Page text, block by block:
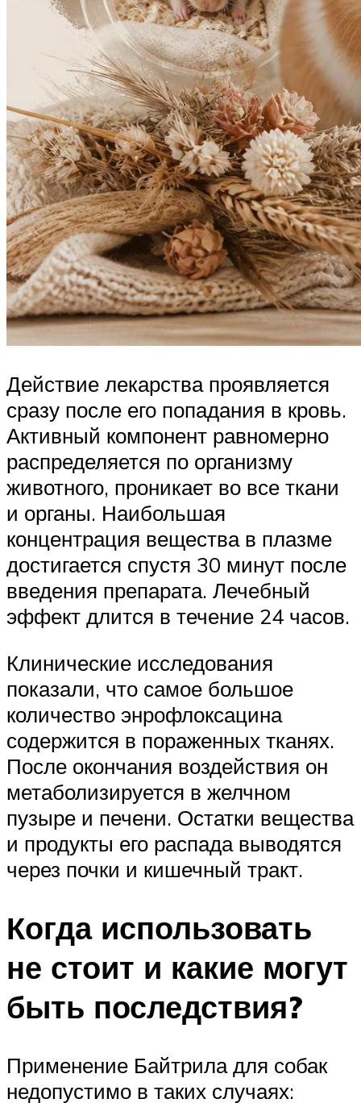
Действие лекарства проявляется
сразу после его попадания в кровь.
Активный компонент равномерно
распределяется по организму
животного, проникает во все ткани
и органы. Наибольшая
концентрация вещества в плазме
достигается спустя 30 минут после
введения препарата. Лечебный
эффект длится в течение 24 часов.
Клинические исследования
показали, что самое большое
количество энрофлоксацина
содержится в пораженных тканях.
После окончания воздействия он
метаболизируется в желчном
пузыре и печени. Остатки вещества
и продукты его распада выводятся
через почки и кишечный тракт.
Когда использовать
не стоит и какие могут
быть последствия?
Применение Байтрила для собак
недопустимо в таких случаях: